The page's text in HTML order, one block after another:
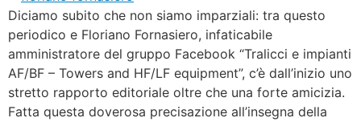
Diciamo subito che non siamo imparziali: tra questo
periodico e Floriano Fornasiero, infaticabile
amministratore del gruppo Facebook “Tralicci e impianti
AF/BF – Towers and HF/LF equipment”, c’è dall’inizio uno
stretto rapporto editoriale oltre che una forte amicizia.
Fatta questa doverosa precisazione all’insegna della